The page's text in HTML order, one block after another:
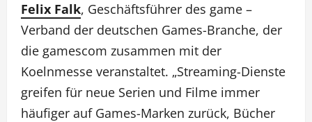
Felix Falk, Geschäftsführer des game –
Verband der deutschen Games-Branche, der
die gamescom zusammen mit der
Koelnmesse veranstaltet. „Streaming-Dienste
greifen für neue Serien und Filme immer
häufiger auf Games-Marken zurück, Bücher